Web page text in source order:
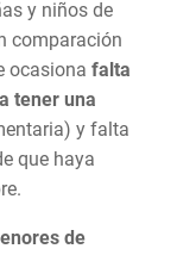
y niños de
comparación
ocasiona falta
tener una
y falta
que haya
de